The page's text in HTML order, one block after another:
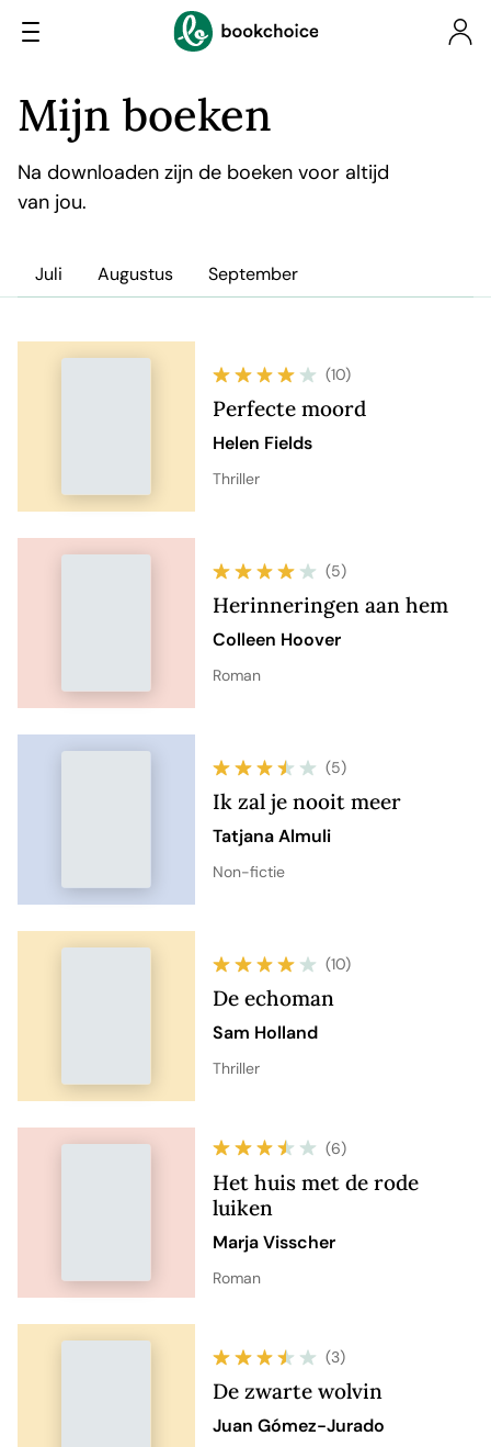
Mijn boeken
Na downloaden zijn de boeken voor altijd
van jou.
Juli Augustus September
(10)
Perfecte moord
Helen Fields
Thriller
(5)
Herinneringen aan hem
Colleen Hoover
Roman
(5)
Ik zal je nooit meer
Tatjana Almuli
Non-fictie
(10)
De echoman
Sam Holland
Thriller
(6)
Het huis met de rode
luiken
Marja Visscher
Roman
(3)
De zwarte wolvin
Juan Gómez-Jurado